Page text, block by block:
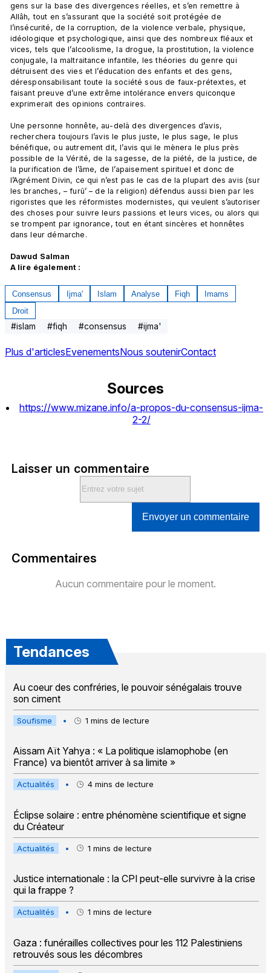
gens sur la base des divergences réelles, et s’en remettre à
Allâh, tout en s’assurant que la société soit protégée de
l’insécurité, de la corruption, de la violence verbale, physique,
idéologique et psychologique, ainsi que des nombreux fléaux et
vices, tels que l’alcoolisme, la drogue, la prostitution, la violence
conjugale, la maltraitance infantile, les théories du genre qui
détruisent des vies et l’éducation des enfants et des gens,
déresponsabilisant toute la société sous de faux-prétextes, et
faisant preuve d’une extrême intolérance envers quiconque
exprimerait des opinions contraires.
Une personne honnête, au-delà des divergences d’avis,
recherchera toujours l’avis le plus juste, le plus sage, le plus
bénéfique, ou autrement dit, l’avis qui le mènera le plus près
possible de la Vérité, de la sagesse, de la piété, de la justice, de
la purification de l’âme, de l’apaisement spirituel et donc de
l’Agrément Divin, ce qui n’est pas le cas de la plupart des avis (sur
les branches, – furû’ – de la religion) défendus aussi bien par les
rigoristes que les réformistes modernistes, qui veulent s’autoriser
des choses pour suivre leurs passions et leurs vices, ou alors qui
se trompent par ignorance, tout en étant sincères et honnêtes
dans leur démarche.
Dawud Salman
A lire également :
Consensus Ijma' Islam Analyse Fiqh
Imams
Droit
#islam #fiqh #consensus #ijma'
Plus d'articlesEvenementsNous soutenirContact
Sources
https://www.mizane.info/a-propos-du-consensus-ijma-
2-2/
Laisser un commentaire
Envoyer un commentaire
Commentaires
Aucun commentaire pour le moment.
Tendances
Au coeur des confréries, le pouvoir sénégalais trouve
son ciment
Soufisme • 1 mins de lecture
Aissam Aït Yahya : « La politique islamophobe (en
France) va bientôt arriver à sa limite »
Actualités • 4 mins de lecture
Éclipse solaire : entre phénomène scientifique et signe
du Créateur
Actualités • 1 mins de lecture
Justice internationale : la CPI peut-elle survivre à la crise
qui la frappe ?
Actualités • 1 mins de lecture
Gaza : funérailles collectives pour les 112 Palestiniens
retrouvés sous les décombres